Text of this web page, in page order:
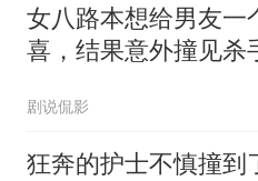
女八路本想给男友一
喜，结果意外撞见杀
剧说侃影
狂奔的护士不慎撞到